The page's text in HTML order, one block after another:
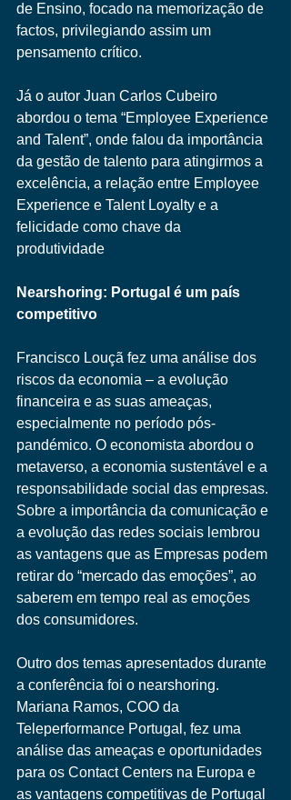
de Ensino, focado na memorização de
factos, privilegiando assim um
pensamento crítico.
Já o autor Juan Carlos Cubeiro
abordou o tema “Employee Experience
and Talent”, onde falou da importância
da gestão de talento para atingirmos a
excelência, a relação entre Employee
Experience e Talent Loyalty e a
felicidade como chave da
produtividade
Nearshoring: Portugal é um país
competitivo
Francisco Louçã fez uma análise dos
riscos da economia – a evolução
financeira e as suas ameaças,
especialmente no período pós-
pandémico. O economista abordou o
metaverso, a economia sustentável e a
responsabilidade social das empresas.
Sobre a importância da comunicação e
a evolução das redes sociais lembrou
as vantagens que as Empresas podem
retirar do “mercado das emoções”, ao
saberem em tempo real as emoções
dos consumidores.
Outro dos temas apresentados durante
a conferência foi o nearshoring.
Mariana Ramos, COO da
Teleperformance Portugal, fez uma
análise das ameaças e oportunidades
para os Contact Centers na Europa e
as vantagens competitivas de Portugal